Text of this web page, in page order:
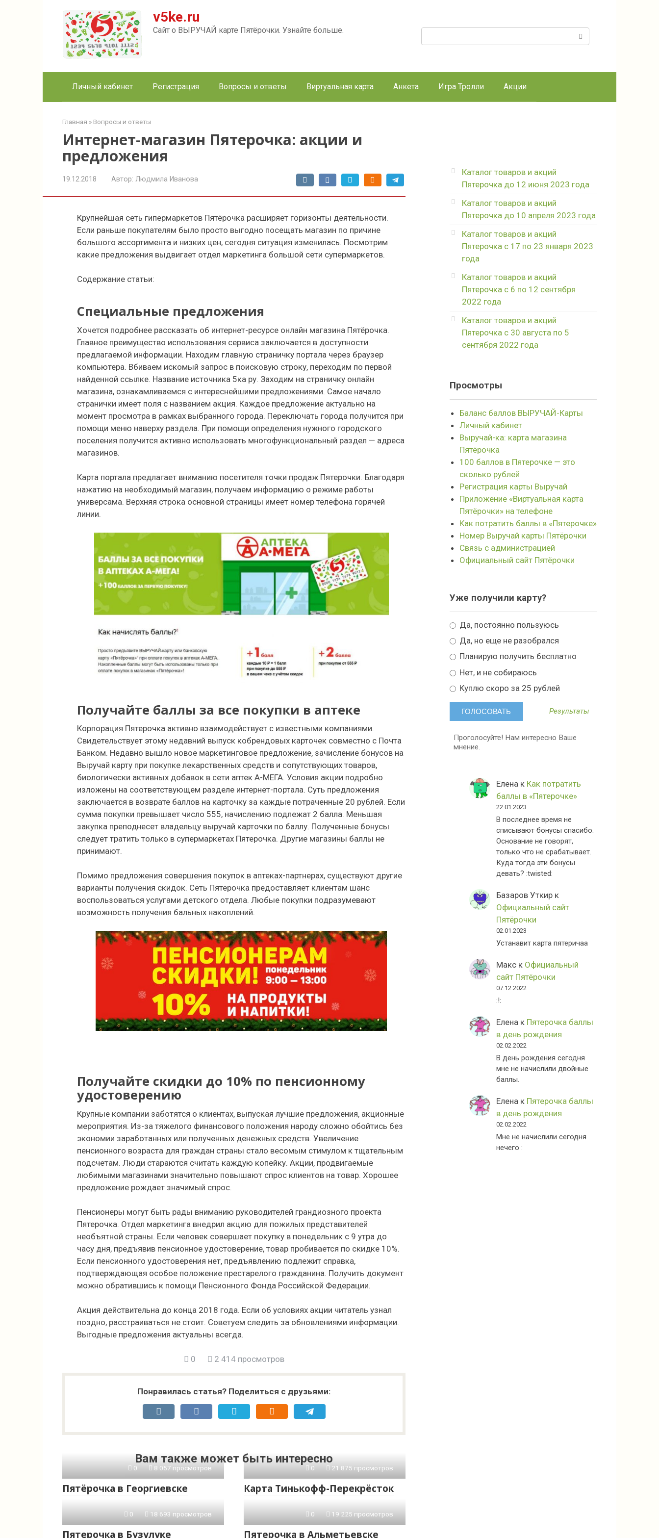
v5ke.ru
Сайт о ВЫРУЧАЙ карте Пятёрочки. Узнайте больше.
Личный кабинет Регистрация Вопросы и ответы Виртуальная карта Анкета Игра Тролли Акции
Главная » Вопросы и ответы
Интернет-магазин Пятерочка: акции и
предложения
19.12.2018 Автор: Людмила Иванова
Крупнейшая сеть гипермаркетов Пятёрочка расширяет горизонты деятельности.
Если раньше покупателям было просто выгодно посещать магазин по причине
большого ассортимента и низких цен, сегодня ситуация изменилась. Посмотрим
какие предложения выдвигает отдел маркетинга большой сети супермаркетов.
Содержание статьи:
Специальные предложения
Хочется подробнее рассказать об интернет-ресурсе онлайн магазина Пятёрочка.
Главное преимущество использования сервиса заключается в доступности
предлагаемой информации. Находим главную страничку портала через браузер
компьютера. Вбиваем искомый запрос в поисковую строку, переходим по первой
найденной ссылке. Название источника 5ка ру. Заходим на страничку онлайн
магазина, ознакамливаемся с интереснейшими предложениями. Самое начало
странички имеет поля с названием акция. Каждое предложение актуально на
момент просмотра в рамках выбранного города. Переключать города получится при
помощи меню наверху раздела. При помощи определения нужного городского
поселения получится активно использовать многофункциональный раздел — адреса
магазинов.
Карта портала предлагает вниманию посетителя точки продаж Пятерочки. Благодаря
нажатию на необходимый магазин, получаем информацию о режиме работы
универсама. Верхняя строка основной страницы имеет номер телефона горячей
линии.
Получайте баллы за все покупки в аптеке
Корпорация Пятерочка активно взаимодействует с известными компаниями.
Свидетельствует этому недавний выпуск кобрендовых карточек совместно с Почта
Банком. Недавно вышло новое маркетинговое предложение, зачисление бонусов на
Выручай карту при покупке лекарственных средств и сопутствующих товаров,
биологически активных добавок в сети аптек А-МЕГА. Условия акции подробно
изложены на соответствующем разделе интернет-портала. Суть предложения
заключается в возврате баллов на карточку за каждые потраченные 20 рублей. Если
сумма покупки превышает число 555, начислению подлежат 2 балла. Меньшая
закупка преподнесет владельцу выручай карточки по баллу. Полученные бонусы
следует тратить только в супермаркетах Пятерочка. Другие магазины баллы не
принимают.
Помимо предложения совершения покупок в аптеках-партнерах, существуют другие
варианты получения скидок. Сеть Пятерочка предоставляет клиентам шанс
воспользоваться услугами детского отдела. Любые покупки подразумевают
возможность получения бальных накоплений.
Получайте скидки до 10% по пенсионному
удостоверению
Крупные компании заботятся о клиентах, выпуская лучшие предложения, акционные
мероприятия. Из-за тяжелого финансового положения народу сложно обойтись без
экономии заработанных или полученных денежных средств. Увеличение
пенсионного возраста для граждан страны стало весомым стимулом к тщательным
подсчетам. Люди стараются считать каждую копейку. Акции, продвигаемые
любимыми магазинами значительно повышают спрос клиентов на товар. Хорошее
предложение рождает значимый спрос.
Пенсионеры могут быть рады вниманию руководителей грандиозного проекта
Пятерочка. Отдел маркетинга внедрил акцию для пожилых представителей
необъятной страны. Если человек совершает покупку в понедельник с 9 утра до
часу дня, предъявив пенсионное удостоверение, товар пробивается по скидке 10%.
Если пенсионного удостоверения нет, предъявлению подлежит справка,
подтверждающая особое положение престарелого гражданина. Получить документ
можно обратившись к помощи Пенсионного Фонда Российской Федерации.
Акция действительна до конца 2018 года. Если об условиях акции читатель узнал
поздно, расстраиваться не стоит. Советуем следить за обновлениями информации.
Выгодные предложения актуальны всегда.
0 2 414 просмотров
Понравилась статья? Поделиться с друзьями:
Вам также может быть интересно
0 8 057 просмотров
Пятёрочка в Георгиевске
0 21 875 просмотров
Карта Тинькофф-Перекрёсток
0 18 693 просмотров
Пятерочка в Бузулуке
0 19 225 просмотров
Пятерочка в Альметьевске
Каталог товаров и акций
Пятерочка до 12 июня 2023 года
Каталог товаров и акций
Пятерочка до 10 апреля 2023 года
Каталог товаров и акций
Пятерочка с 17 по 23 января 2023
года
Каталог товаров и акций
Пятерочка с 6 по 12 сентября
2022 года
Каталог товаров и акций
Пятерочка с 30 августа по 5
сентября 2022 года
Просмотры
Баланс баллов ВЫРУЧАЙ-Карты
Личный кабинет
Выручай-ка: карта магазина
Пятёрочка
100 баллов в Пятерочке — это
сколько рублей
Регистрация карты Выручай
Приложение «Виртуальная карта
Пятёрочки» на телефоне
Как потратить баллы в «Пятерочке»
Номер Выручай карты Пятёрочки
Связь с администрацией
Официальный сайт Пятёрочки
Уже получили карту?
Да, постоянно пользуюсь
Да, но еще не разобрался
Планирую получить бесплатно
Нет, и не собираюсь
Куплю скоро за 25 рублей
Результаты
Проголосуйте! Нам интересно Ваше
мнение.
Елена к Как потратить
баллы в «Пятерочке»
22.01.2023
В последнее время не
списывают бонусы спасибо.
Основание не говорят,
только что не срабатывает.
Куда тогда эти бонусы
девать? :twisted:
Базаров Уткир к
Официальный сайт
Пятёрочки
02.01.2023
Устанавит карта пятеричаа
Макс к Официальный
сайт Пятёрочки
07.12.2022
:!:
Елена к Пятерочка баллы
в день рождения
02.02.2022
В день рождения сегодня
мне не начислили двойные
баллы.
Елена к Пятерочка баллы
в день рождения
02.02.2022
Мне не начислили сегодня
нечего :